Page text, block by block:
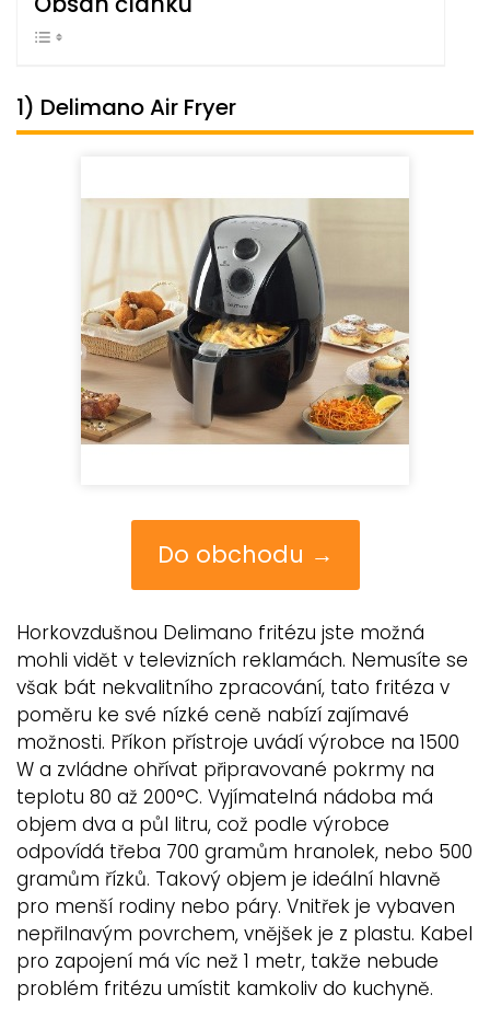
1) Delimano Air Fryer
Do obchodu →
Horkovzdušnou Delimano fritézu jste možná
mohli vidět v televizních reklamách. Nemusíte se
však bát nekvalitního zpracování, tato fritéza v
poměru ke své nízké ceně nabízí zajímavé
možnosti. Příkon přístroje uvádí výrobce na 1500
W a zvládne ohřívat připravované pokrmy na
teplotu 80 až 200°C. Vyjímatelná nádoba má
objem dva a půl litru, což podle výrobce
odpovídá třeba 700 gramům hranolek, nebo 500
gramům řízků. Takový objem je ideální hlavně
pro menší rodiny nebo páry. Vnitřek je vybaven
nepřilnavým povrchem, vnějšek je z plastu. Kabel
pro zapojení má víc než 1 metr, takže nebude
problém fritézu umístit kamkoliv do kuchyně.